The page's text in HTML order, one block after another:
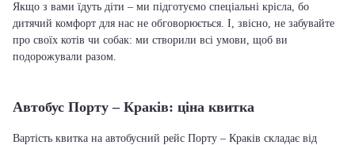
Якщо з вами їдуть діти – ми підготуємо спеціальні крісла, бо
дитячий комфорт для нас не обговорюється. І, звісно, не забувайте
про своїх котів чи собак: ми створили всі умови, щоб ви
подорожували разом.
Автобус Порту – Краків: ціна квитка
Вартість квитка на автобусний рейс Порту – Краків складає від